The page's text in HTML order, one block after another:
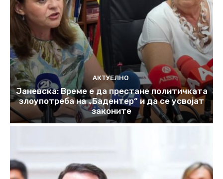
АКТУЕЛНО
Јаневска: Време е да престане политичката
злоупотреба на „Бадентер“ и да се усвојат
законите